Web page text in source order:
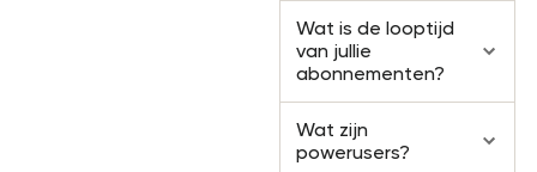
Wat is de looptijd
van jullie
abonnementen?
Wat zijn
powerusers?